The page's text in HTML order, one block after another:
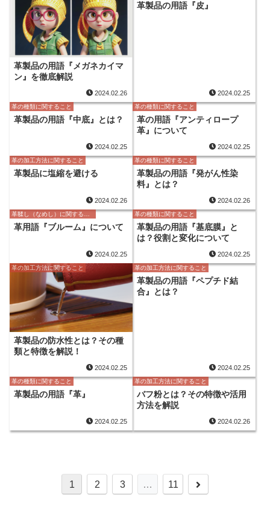
革製品の用語『メガネカイマ
ン』を徹底解説
2024.02.26
革製品の用語『皮』
2024.02.25
革の種類に関すること
革製品の用語『中底』とは？
2024.02.25
革の種類に関すること
革の用語『アンティロープ
革』について
2024.02.25
革の加工方法に関すること
革製品に塩縮を避ける
2024.02.26
革の種類に関すること
革製品の用語『発がん性染
料』とは？
2024.02.26
革用語『ブルーム』について
2024.02.25
革の種類に関すること
革製品の用語『基底膜』と
は？役割と変化について
2024.02.25
革の加工方法に関すること
革製品の防水性とは？その種
類と特徴を解説！
2024.02.25
革の加工方法に関すること
革製品の用語『ペプチド結
合』とは？
2024.02.25
革の種類に関すること
革製品の用語『革』
2024.02.25
革の加工方法に関すること
バフ粉とは？その特徴や活用
方法を解説
2024.02.26
1 2 3 … 11
次